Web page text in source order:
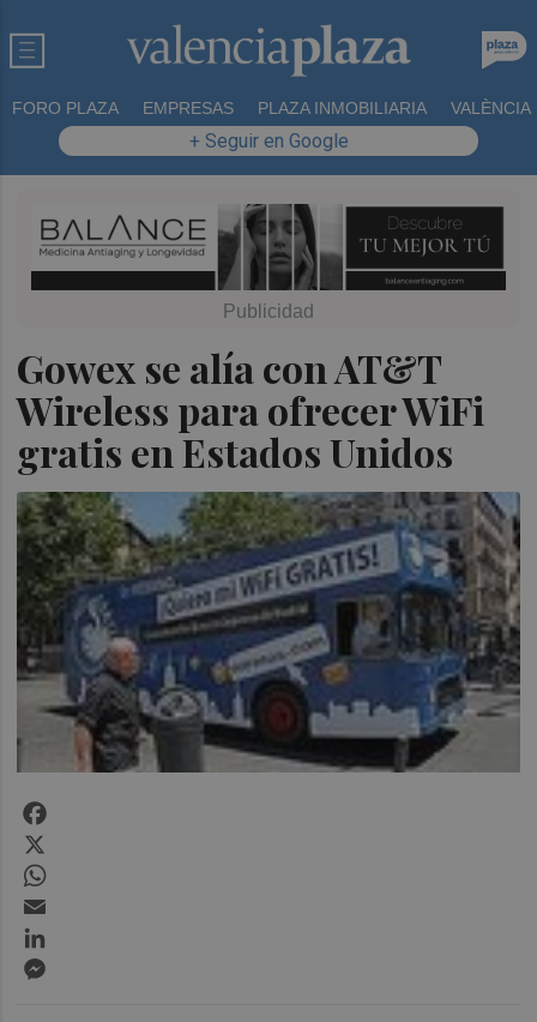
FORO PLAZA EMPRESAS PLAZA INMOBILIARIA VALÈNCIA
+ Seguir en Google
Gowex se alía con AT&T
Wireless para ofrecer WiFi
gratis en Estados Unidos